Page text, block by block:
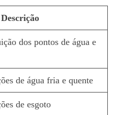
Descrição
dos pontos de água e
de água fria e quente
de esgoto